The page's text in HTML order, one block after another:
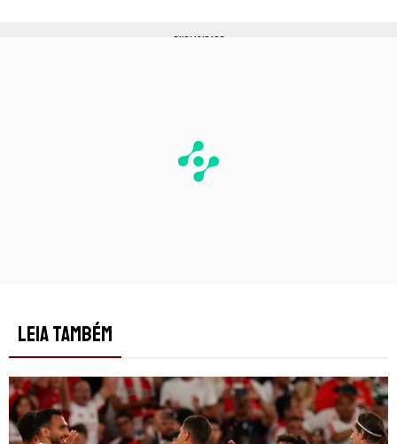
PUBLICIDADE
LEIA TAMBÉM